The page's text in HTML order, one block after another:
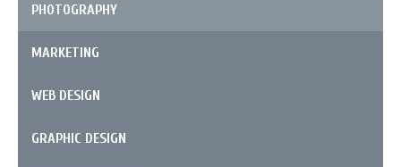
PHOTOGRAPHY
MARKETING
WEB DESIGN
GRAPHIC DESIGN